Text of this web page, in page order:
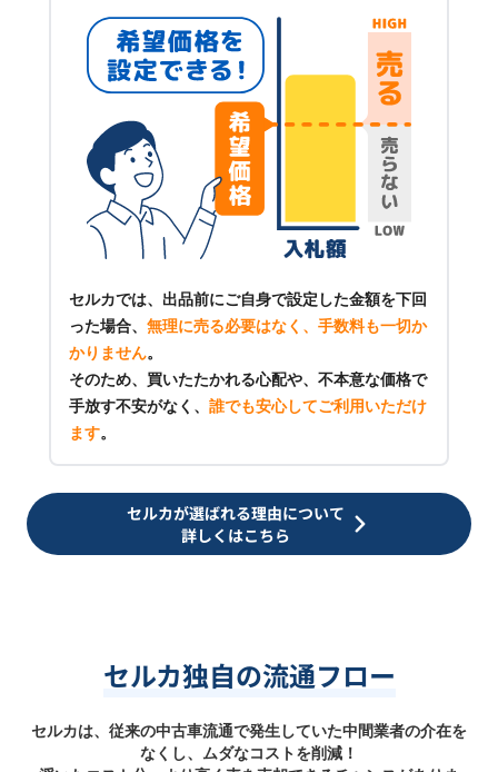
セルカでは、出品前にご自身で設定した金額を下回
った場合、 無理に売る必要はなく、手数料も一切か
かりません。
そのため、買いたたかれる心配や、不本意な価格で
手放す不安がなく、 誰でも安心してご利用いただけ
ます。
セルカが選ばれる理由について
詳しくはこちら
セルカ独自の流通フロー
セルカは、従来の中古車流通で発生していた中間業者の介在を
なくし、ムダなコストを削減！